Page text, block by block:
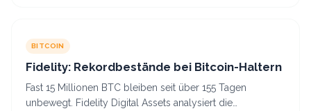
BITCOIN
Fidelity: Rekordbestände bei Bitcoin-Haltern
Fast 15 Millionen BTC bleiben seit über 155 Tagen
unbewegt. Fidelity Digital Assets analysiert die